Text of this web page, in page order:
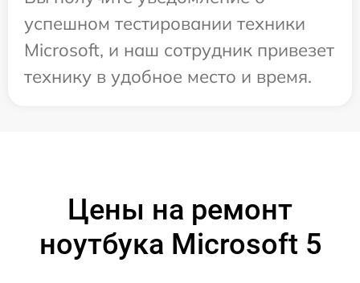
успешном тестировании техники
Microsoft, и наш сотрудник привезет
технику в удобное место и время.
Цены на ремонт
ноутбука Microsoft 5